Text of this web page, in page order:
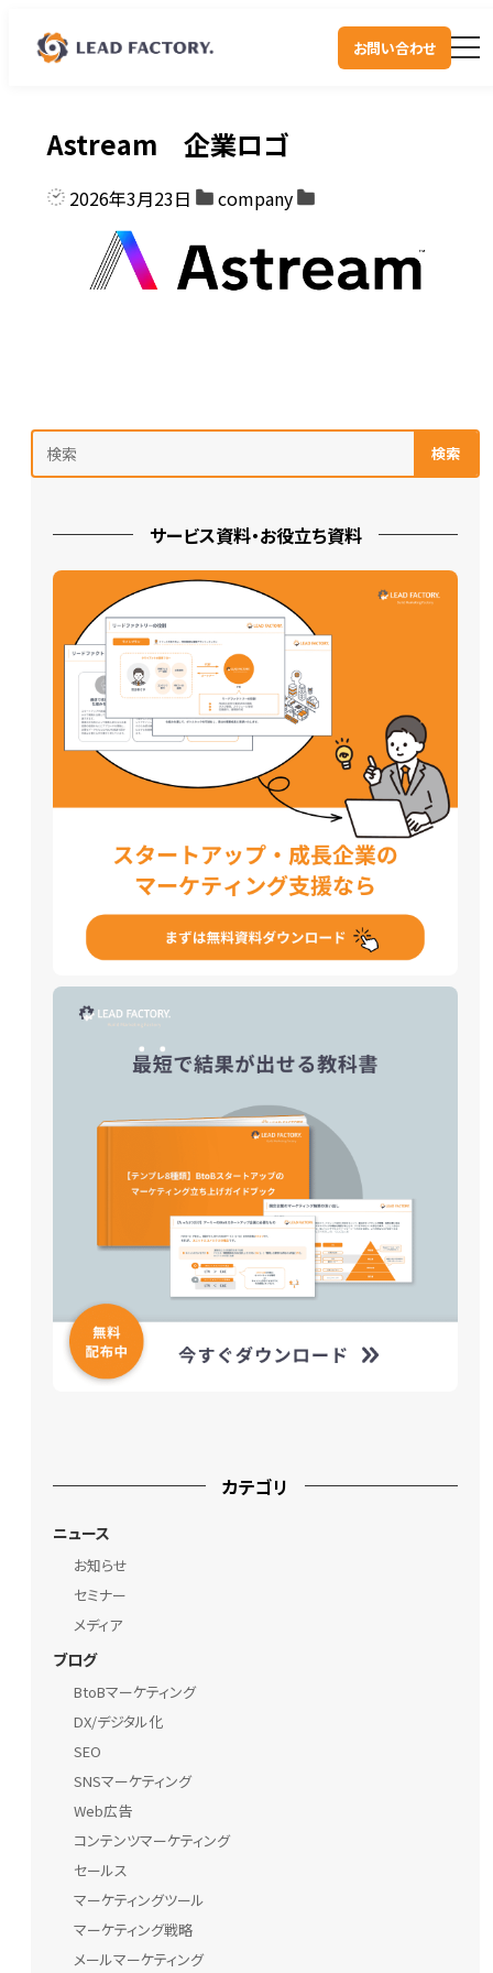
お問い合わせ
Astream 企業ロゴ
2026年3月23日 company
検索
サービス資料・お役立ち資料
カテゴリ
ニュース
お知らせ
セミナー
メディア
ブログ
BtoBマーケティング
DX/デジタル化
SEO
SNSマーケティング
Web広告
コンテンツマーケティング
セールス
マーケティングツール
マーケティング戦略
メールマーケティング